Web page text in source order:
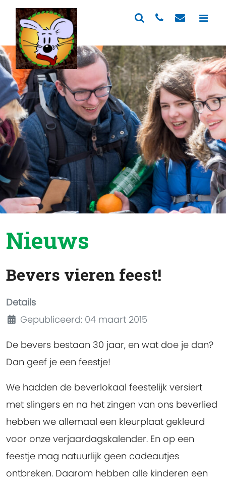
Nieuws
Bevers vieren feest!
Details
Gepubliceerd: 04 maart 2015
De bevers bestaan 30 jaar, en wat doe je dan?
Dan geef je een feestje!
We hadden de beverlokaal feestelijk versiert
met slingers en na het zingen van ons beverlied
hebben we allemaal een kleurplaat gekleurd
voor onze verjaardagskalender. En op een
feestje mag natuurlijk geen cadeautjes
ontbreken. Daarom hebben alle kinderen een